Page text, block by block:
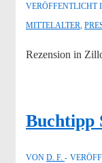
VERÖFFENTLICHT
MITTELALTER
Rezension in
Buchtipp
VON D. F.